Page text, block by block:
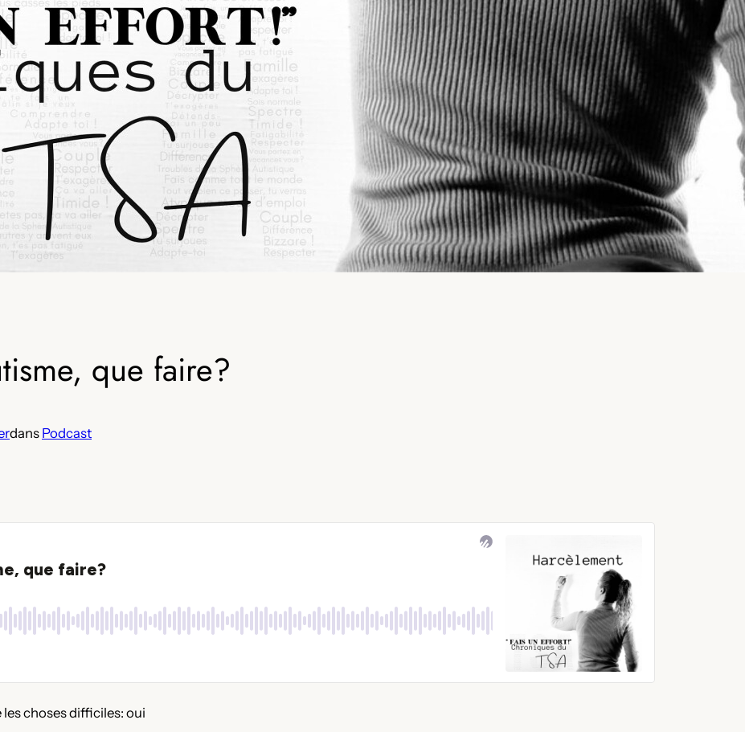
que faire?
dans Podcast
choses difficiles: oui